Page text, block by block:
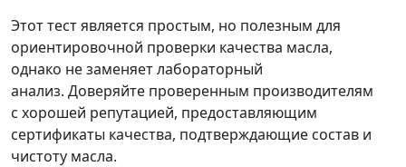
Этот тест является простым, но полезным для
ориентировочной проверки качества масла,
однако не заменяет лабораторный
анализ. Доверяйте проверенным производителям
с хорошей репутацией, предоставляющим
сертификаты качества, подтверждающие состав и
чистоту масла.